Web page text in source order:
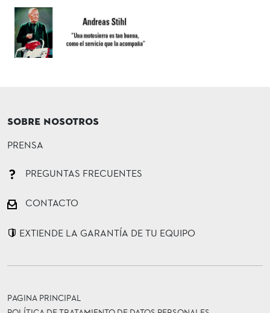
SOBRE NOSOTROS
PRENSA
PREGUNTAS FRECUENTES
CONTACTO
EXTIENDE LA GARANTÍA DE TU EQUIPO
PAGINA PRINCIPAL